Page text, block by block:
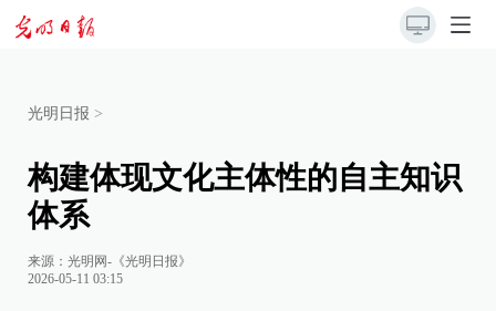
光明日报 >
构建体现文化主体性的自主知识
体系
来源： 光明网-《光明日报》
2026-05-11 03:15